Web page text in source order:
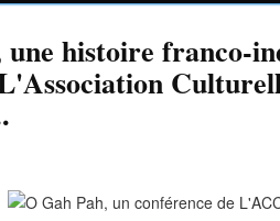
histoire franco-